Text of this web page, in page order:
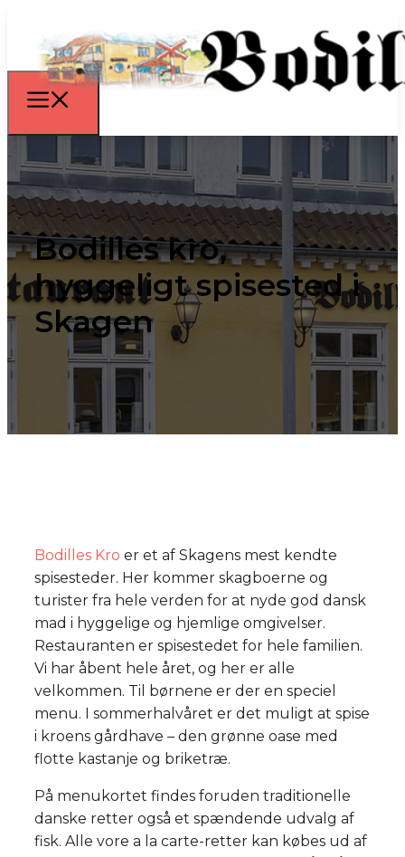
Bodilles kro,
hyggeligt spisested i
Skagen
Bodilles Kro er et af Skagens mest kendte
spisesteder. Her kommer skagboerne og
turister fra hele verden for at nyde god dansk
mad i hyggelige og hjemlige omgivelser.
Restauranten er spisestedet for hele familien.
Vi har åbent hele året, og her er alle
velkommen. Til børnene er der en speciel
menu. I sommerhalvåret er det muligt at spise
i kroens gårdhave – den grønne oase med
flotte kastanje og briketræ.
På menukortet findes foruden traditionelle
danske retter også et spændende udvalg af
fisk. Alle vore a la carte-retter kan købes ud af